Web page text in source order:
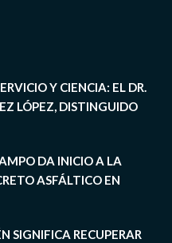
Y CIENCIA: EL DR.
LÓPEZ, DISTINGUIDO
DA INICIO A LA
ASFÁLTICO EN
SIGNIFICA RECUPERAR